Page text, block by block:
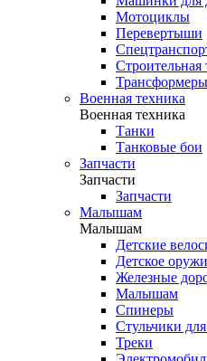
Мотоциклы
Перевертыши
Строительная
Трансформеры
Военная техника
Военная техника
Танки
Танковые бои
Запчасти
Запчасти
Запчасти
Малышам
Малышам
Детские
Детское
Железные
Малышам
Спинеры
Стульчики
Треки